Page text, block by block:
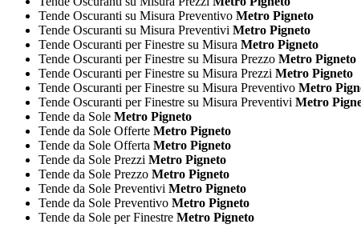
Tende Oscuranti su Misura Preventivo Metro Pigneto
Tende Oscuranti su Misura Preventivi Metro Pigneto
Tende Oscuranti per Finestre su Misura Metro Pigneto
Tende Oscuranti per Finestre su Misura Prezzo Metro Pigneto
Tende Oscuranti per Finestre su Misura Prezzi Metro Pigneto
Tende Oscuranti per Finestre su Misura Preventivo Metro
Tende Oscuranti per Finestre su Misura Preventivi Metro
Tende da Sole Metro Pigneto
Tende da Sole Offerte Metro Pigneto
Tende da Sole Offerta Metro Pigneto
Tende da Sole Prezzi Metro Pigneto
Tende da Sole Prezzo Metro Pigneto
Tende da Sole Preventivi Metro Pigneto
Tende da Sole Preventivo Metro Pigneto
Tende da Sole per Finestre Metro Pigneto